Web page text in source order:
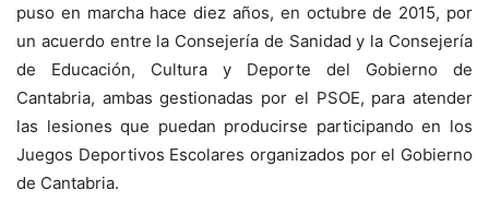
puso en marcha hace diez años, en octubre de 2015, por
un acuerdo entre la Consejería de Sanidad y la Consejería
de Educación, Cultura y Deporte del Gobierno de
Cantabria, ambas gestionadas por el PSOE, para atender
las lesiones que puedan producirse participando en los
Juegos Deportivos Escolares organizados por el Gobierno
de Cantabria.